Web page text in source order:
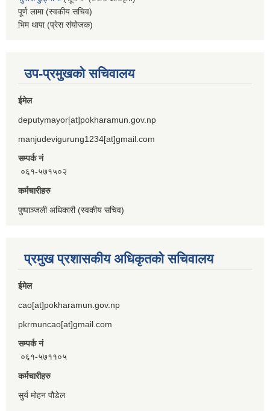
पूर्ण लामा (स्वकीय सचिव)
भिम थापा (प्रेस संयोजक)
उप-प्रमुखको सचिवालय
ईमेल
deputymayor[at]pokharamun.gov.np
manjudevigurung1234[at]gmail.com
सम्पर्क नं
०६१-५७१५०२
कर्मचारीहरु
पुष्पाञ्जली अधिकारी (स्वकीय सचिव)
प्रमुख प्रशासकीय अधिकृतको सचिवालय
ईमेल
cao[at]pokharamun.gov.np
pkrmuncao[at]gmail.com
सम्पर्क नं
०६१-५७११०५
कर्मचारीहरु
सुर्य मोहन पौडेल